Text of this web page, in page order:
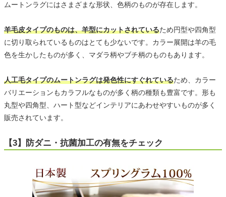
ムートンラグにはさまざまな形状、色柄のものが存在します。
羊毛皮タイプのものは、羊型にカットされているため円型や四角型
に切り取られているものはとても少ないです。カラー展開は羊の毛
色を生かしたものが多く、マダラ柄やブチ柄のものもあります。
人工毛タイプのムートンラグは発色性にすぐれているため、カラー
バリエーションもカラフルなものが多く柄の種類も豊富です。形も
丸型や四角型、ハート型などインテリアにあわせやすいものが多く
販売されています。
【3】防ダニ・抗菌加工の有無をチェック